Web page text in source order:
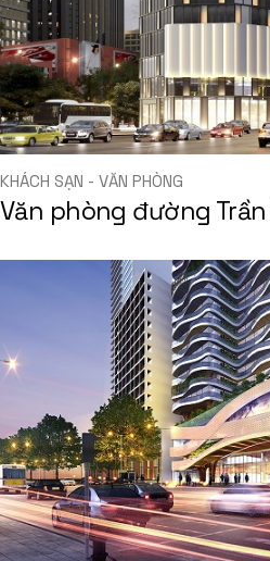
KHÁCH SẠN - VĂN PHÒNG
Văn phòng đường